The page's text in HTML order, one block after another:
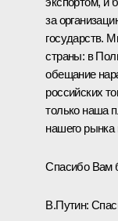
за
государств.
страны: в
обещание
российских
только наша
нашего рынка
Спасибо Вам
В.Путин: